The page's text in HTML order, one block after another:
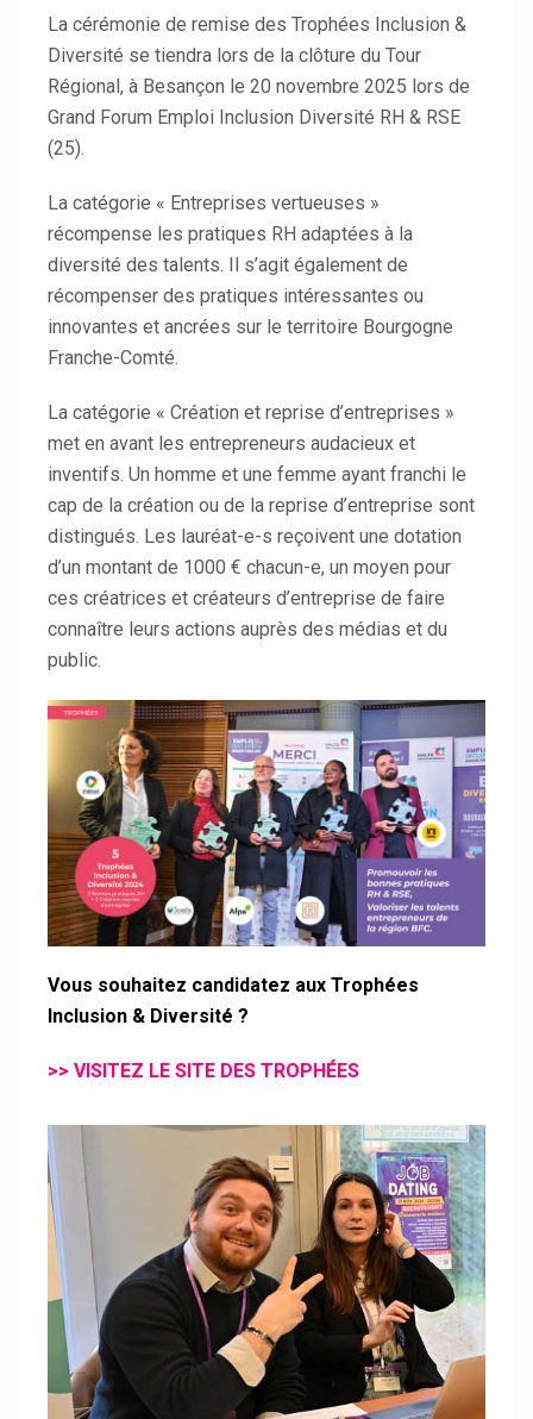
La cérémonie de remise des Trophées Inclusion &
Diversité se tiendra lors de la clôture du Tour
Régional, à Besançon le 20 novembre 2025 lors de
Grand Forum Emploi Inclusion Diversité RH & RSE
(25).
La catégorie « Entreprises vertueuses »
récompense les pratiques RH adaptées à la
diversité des talents. Il s’agit également de
récompenser des pratiques intéressantes ou
innovantes et ancrées sur le territoire Bourgogne
Franche-Comté.
La catégorie « Création et reprise d’entreprises »
met en avant les entrepreneurs audacieux et
inventifs. Un homme et une femme ayant franchi le
cap de la création ou de la reprise d’entreprise sont
distingués. Les lauréat-e-s reçoivent une dotation
d’un montant de 1000 € chacun-e, un moyen pour
ces créatrices et créateurs d’entreprise de faire
connaître leurs actions auprès des médias et du
public.
Vous souhaitez candidatez aux Trophées
Inclusion & Diversité ?
>> VISITEZ LE SITE DES TROPHÉES